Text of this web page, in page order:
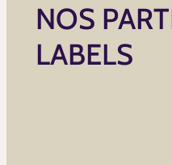
NOS
LABELS